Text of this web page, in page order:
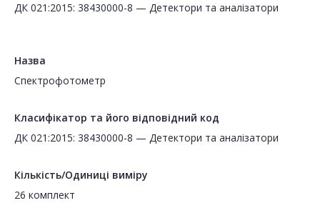
ДК 021:2015: 38430000-8 — Детектори та аналізатори
Назва
Спектрофотометр
Класифікатор та його відповідний код
ДК 021:2015: 38430000-8 — Детектори та аналізатори
Кількість/Одиниці виміру
26 комплект